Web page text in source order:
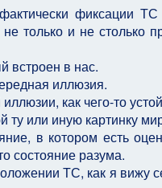
фиксации ТС
только и не столько
встроен в нас.
иллюзия.
как чего-то
ту или иную картинку
в котором есть
состояние разума.
ТС, как я вижу